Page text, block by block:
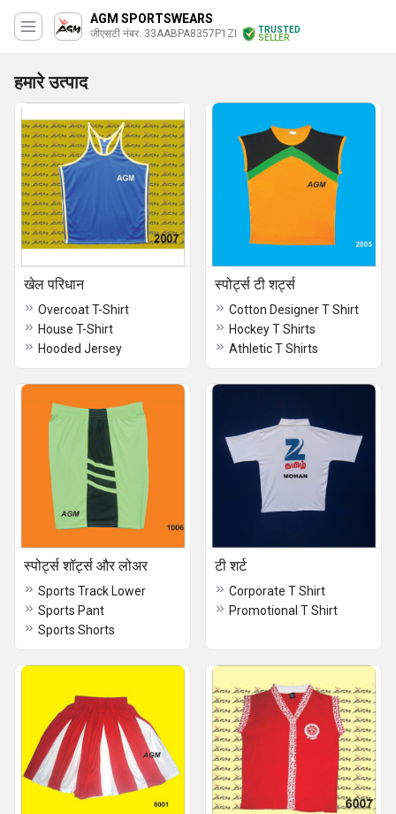
AGM SPORTSWEARS
जीएसटी नंबर. 33AABPA8357P1ZI
TRUSTED
SELLER
हमारे उत्पाद
खेल परिधान
Overcoat T-Shirt
House T-Shirt
Hooded Jersey
स्पोर्ट्स टी शर्ट्स
Cotton Designer T Shirt
Hockey T Shirts
Athletic T Shirts
स्पोर्ट्स शॉर्ट्स और लोअर
Sports Track Lower
Sports Pant
Sports Shorts
टी शर्ट
Corporate T Shirt
Promotional T Shirt